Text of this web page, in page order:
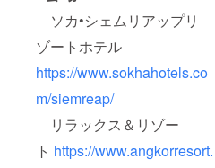
ソカ•シェムリアップリ
ゾートホテル
https://www.sokhahotels.co
m/siemreap/
リラックス＆リゾー
ト https://www.angkorresort.